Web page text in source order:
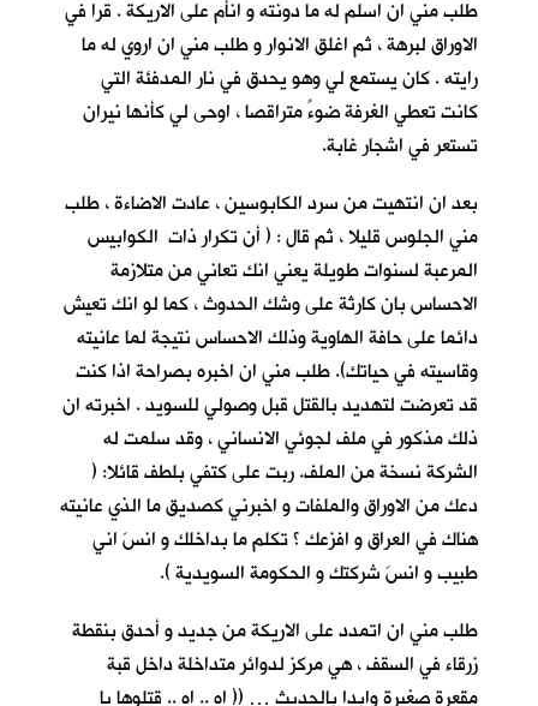
طلب مني ان اسلم له ما دونته و انأم على الاريكة . قرا في
الاوراق لبرهة ، ثم اغلق الانوار و طلب مني ان اروي له ما
رايته . كان يستمع لي وهو يحدق في نار المدفئة التي
كانت تعطي الغرفة ضوءً متراقصا ، اوحى لي كأنها نيران
تستعر في اشجار غابة.
بعد ان انتهيت من سرد الكابوسين ، عادت الاضاءة ، طلب
مني الجلوس قليلا ، ثم قال : ( أن تكرار ذات الكوابيس
المرعبة لسنوات طويلة يعني انك تعاني من متلازمة
الاحساس بان كارثة على وشك الحدوث ، كما لو انك تعيش
دائما على حافة الهاوية وذلك الاحساس نتيجة لما عانيته
وقاسيته في حياتك). طلب مني ان اخبره بصراحة اذا كنت
قد تعرضت لتهديد بالقتل قبل وصولي للسويد . اخبرته ان
ذلك مذكور في ملف لجوئي الانساني ، وقد سلمت له
الشركة نسخة من الملف. ربت على كتفي بلطف قائلا: (
دعك من الاوراق والملفات و اخبرني كصديق ما الذي عانيته
هناك في العراق و افزعك ؟ تكلم ما بداخلك و انسَ اني
طبيب و انسَ شركتك و الحكومة السويدية ).
طلب مني ان اتمدد على الاريكة من جديد و أحدق بنقطة
زرقاء في السقف ، هي مركز لدوائر متداخلة داخل قبة
مقعرة صغيرة وابدا بالحديث … (( اه .. اه .. قتلوها يا